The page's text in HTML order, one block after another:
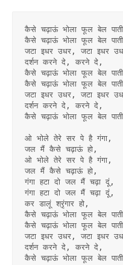
कैसे चढ़ाऊं भोला फूल बेल
कैसे चढ़ाऊं भोला फूल बेल
जटा इधर उधर, जटा इधर
दर्शन करने दे, करने दे,
कैसे चढ़ाऊं भोला फूल बेल
कैसे चढ़ाऊं भोला फूल बेल
जटा इधर उधर, जटा इधर
दर्शन करने दे, करने दे,
कैसे चढ़ाऊं भोला फूल बेल
ओ भोले तेरे सर पे है गंगा,
जल मैं कैसे चढ़ाऊं हो,
ओ भोले तेरे सर पे है गंगा,
जल मैं कैसे चढ़ाऊं हो,
गंगा हटा दो जल मैं चढ़ा दूं,
गंगा हटा दो जल मैं चढ़ा दूं,
कर डालूं श्रृंगार हो,
कैसे चढ़ाऊं भोला फूल बेल
कैसे चढ़ाऊं भोला फूल बेल
जटा इधर उधर, जटा इधर
दर्शन करने दे, करने दे,
कैसे चढ़ाऊं भोला फूल बेल